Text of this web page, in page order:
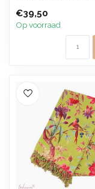
brengt. Het lich...
€39,50
Op voorraad